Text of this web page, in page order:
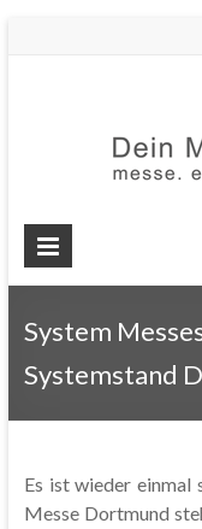
System
Systemstand
Es ist wieder einmal
Messe Dortmund